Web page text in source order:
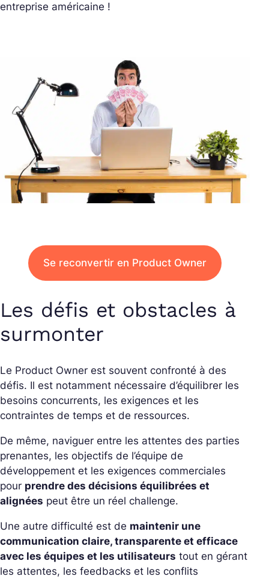
entreprise américaine !
Se reconvertir en Product Owner
Les défis et obstacles à
surmonter
Le Product Owner est souvent confronté à des
défis. Il est notamment nécessaire d’équilibrer les
besoins concurrents, les exigences et les
contraintes de temps et de ressources.
De même, naviguer entre les attentes des parties
prenantes, les objectifs de l’équipe de
développement et les exigences commerciales
pour prendre des décisions équilibrées et
alignées peut être un réel challenge.
Une autre difficulté est de maintenir une
communication claire, transparente et efficace
avec les équipes et les utilisateurs tout en gérant
les attentes, les feedbacks et les conflits